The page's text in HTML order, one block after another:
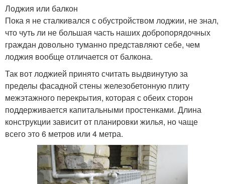
Лоджия или балкон
Пока я не сталкивался с обустройством лоджии, не знал,
что чуть ли не большая часть наших добропорядочных
граждан довольно туманно представляют себе, чем
лоджия вообще отличается от балкона.
Так вот лоджией принято считать выдвинутую за
пределы фасадной стены железобетонную плиту
межэтажного перекрытия, которая с обеих сторон
поддерживается капитальными простенками. Длина
конструкции зависит от планировки жилья, но чаще
всего это 6 метров или 4 метра.